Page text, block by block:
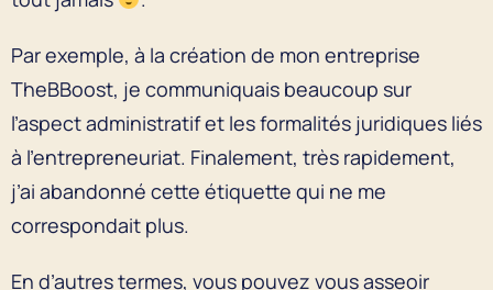
Par exemple, à la création de mon entreprise
TheBBoost, je communiquais beaucoup sur
l’aspect administratif et les formalités juridiques liés
à l’entrepreneuriat. Finalement, très rapidement,
j’ai abandonné cette étiquette qui ne me
correspondait plus.
En d’autres termes, vous pouvez vous asseoir